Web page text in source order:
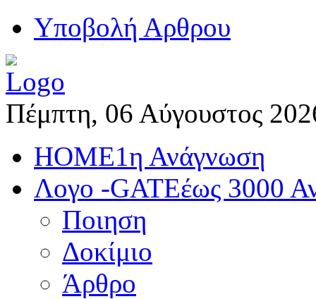
Yποβολή Αρθρου
Πέμπτη, 06 Αύγουστος
HOME1η Ανάγνωση
Λογο -GATEέως 3000
Ποιηση
Δοκίμιο
Άρθρο